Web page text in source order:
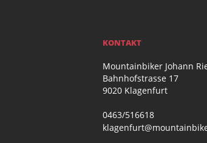
KONTAKT
Mountainbiker Johann
Bahnhofstrasse 17
9020 Klagenfurt
0463/516618